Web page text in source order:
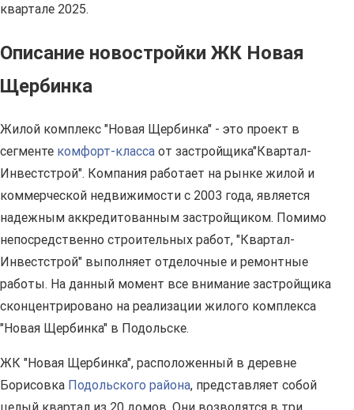
квартале 2025.
Описание новостройки ЖК Новая
Щербинка
Жилой комплекс "Новая Щербинка" - это проект в
сегменте комфорт-класса от застройщика"Квартал-
Инвестстрой". Компания работает на рынке жилой и
коммерческой недвижимости с 2003 года, является
надежным аккредитованным застройщиком. Помимо
непосредственно строительных работ, "Квартал-
Инвестстрой" выполняет отделочные и ремонтные
работы. На данный момент все внимание застройщика
сконцентрировано на реализации жилого комплекса
"Новая Щербинка" в Подольске.
ЖК "Новая Щербинка", расположенный в деревне
Борисовка Подольского района, представляет собой
целый квартал из 20 домов. Они возводятся в три